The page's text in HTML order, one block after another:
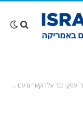
עם ג'פרי אפשטיין וג׳יילן מקסוול